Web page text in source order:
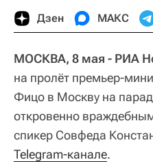
Дзен МАКС
МОСКВА, 8 мая - РИА
на пролёт премьер-
Фицо в Москву на
откровенно
спикер Совфеда
Telegram-канале.